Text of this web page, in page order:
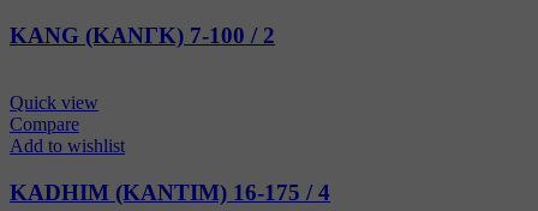
KANG (ΚΑΝΓΚ) 7-100 / 2
Quick view
Compare
Add to wishlist
KADHIM (ΚΑΝΤΙΜ) 16-175 / 4